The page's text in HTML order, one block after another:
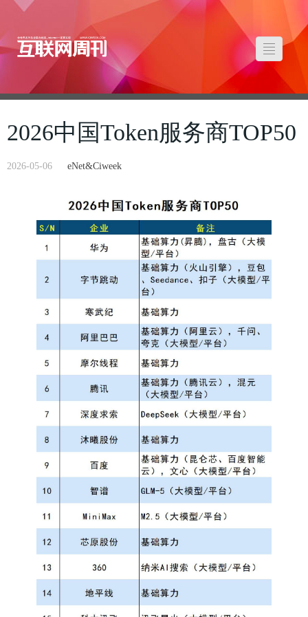
2026中国‌Token服务商TOP50
2026-05-06 eNet&Ciweek